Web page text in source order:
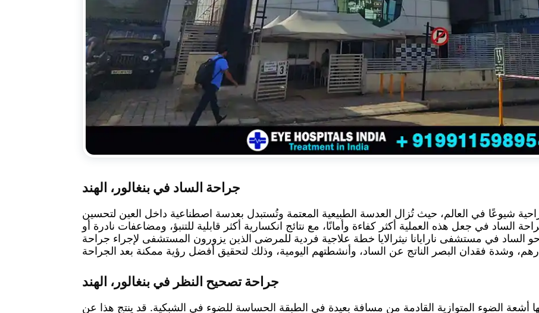
جراحة الساد في بنغالور، الهند
شيوعًا في العالم، حيث تُزال العدسة الطبيعية المعتمة وتُستبدل بعدسة اصطناعية داخل العين لتحسين
الساد في جعل هذه العملية أكثر كفاءة وأمانًا، مع نتائج انكسارية أكثر قابلية للتنبؤ، ومضاعفات نادرة أو
الساد في مستشفى نارايانا نيثرالايا خطة علاجية فردية للمرضى الذين يزورون المستشفى لإجراء جراحة
جراحة تصحيح النظر في بنغالور، الهند
أشعة الضوء المتوازية القادمة من مسافة بعيدة في الطبقة الحساسة للضوء في الشبكية. قد ينتج هذا عن